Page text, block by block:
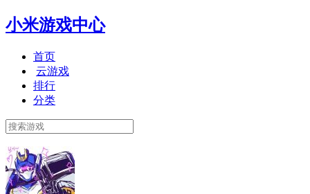
小米游戏中心
首页
云游戏
排行
分类